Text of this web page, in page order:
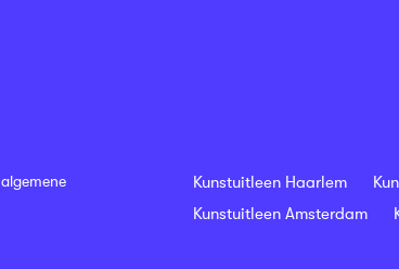
algemene
Kunstuitleen Haarlem
Kunstuitleen Amsterdam